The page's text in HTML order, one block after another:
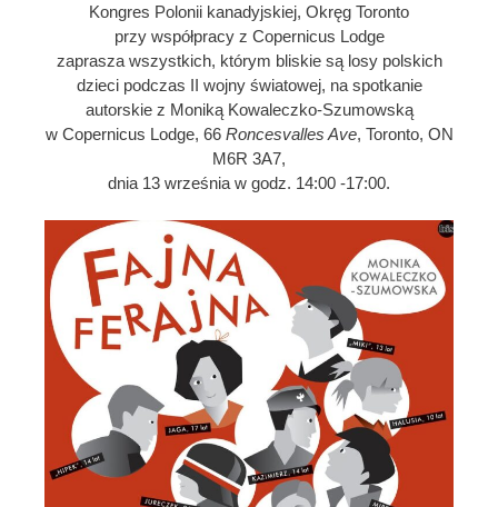
Kongres Polonii kanadyjskiej, Okręg Toronto
przy współpracy z Copernicus Lodge
zaprasza wszystkich, którym bliskie są losy polskich
dzieci podczas II wojny światowej, na spotkanie
autorskie z Moniką Kowaleczko-Szumowską
w Copernicus Lodge, 66 Roncesvalles Ave, Toronto, ON
M6R 3A7,
dnia 13 września w godz. 14:00 -17:00.